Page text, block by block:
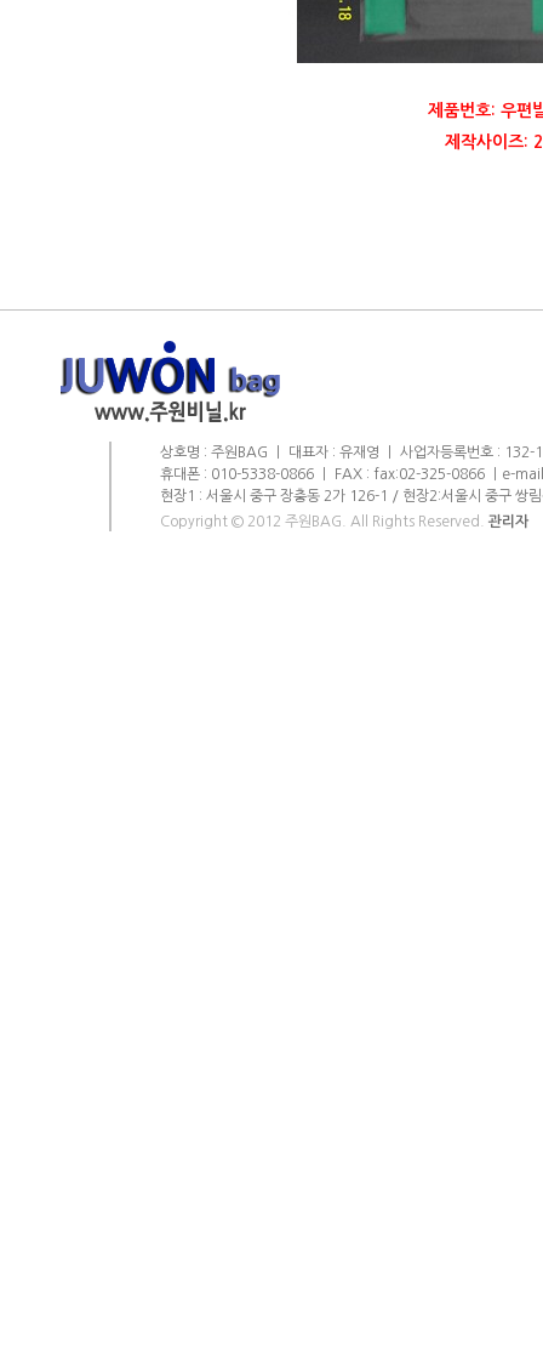
제품번호: 우편
제작사이즈:
상호명 : 주원BAG ㅣ 대표자 : 유재영 ㅣ 사업자등록번호 :
휴대폰 : 010-5338-0866 ㅣ FAX : fax:02-325-0866 ㅣe-
현장1 : 서울시 중구 장충동 2가 126-1 / 현장2:서울시 중구 쌍
Copyright © 2012 주원BAG. All Rights Reserved. 관리자